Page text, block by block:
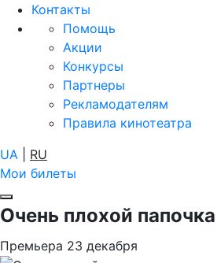
Контакты
Помощь
Акции
Конкурсы
Партнеры
Рекламодателям
Правила кинотеатра
UA
RU
Мои билеты
Очень плохой папочка
Премьера 23 декабря